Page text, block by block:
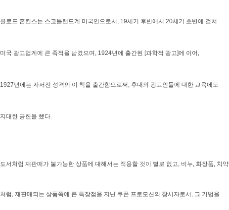
클로드 홉킨스는 스코틀랜드계 미국인으로서, 19세기 후반에서 20세기 초반에 걸쳐
미국 광고업계에 큰 족적을 남겼으며, 1924년에 출간된 [과학적 광고]에 이어,
1927년에는 자서전 성격의 이 책을 출간함으로써, 후대의 광고인들에 대한 교육에도
지대한 공헌을 했다.
도서처럼 재판매가 불가능한 상품에 대해서는 적용할 것이 별로 없고, 비누, 화장품, 치약
처럼, 재판매되는 상품쪽에 큰 특장점을 지닌 쿠폰 프로모션의 창시자로서, 그 기법을